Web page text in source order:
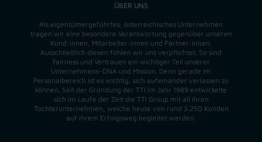
ÜBER UNS
Als eigentümergeführtes, österreichisches Unternehmen
tragen wir eine besondere Verantwortung gegenüber unseren
Kund:innen, Mitarbeiter:innen und Partner:innen.
Ausschließlich diesen fühlen wir uns verpflichtet. So sind
Fairness und Vertrauen ein wichtiger Teil unserer
Unternehmens-DNA und Mission . Denn gerade im
Personalbereich ist es wichtig, sich aufeinander verlassen zu
können. Seit der Gründung der TTI im Jahr 1989 entwickelte
sich im Laufe der Zeit die TTI Group mit all ihren
Tochterunternehmen, welche heute von rund 3.250 Kunden
auf ihrem Erfolgsweg begleitet werden.